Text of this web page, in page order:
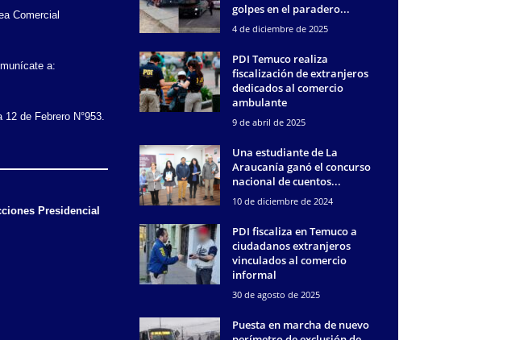
Comercial
a:
de Febrero N°953.
Presidencial
golpes en el paradero...
4 de diciembre de 2025
PDI Temuco realiza
fiscalización de extranjeros
dedicados al comercio
ambulante
9 de abril de 2025
Una estudiante de La
Araucanía ganó el concurso
nacional de cuentos...
10 de diciembre de 2024
PDI fiscaliza en Temuco a
ciudadanos extranjeros
vinculados al comercio
informal
30 de agosto de 2025
Puesta en marcha de nuevo